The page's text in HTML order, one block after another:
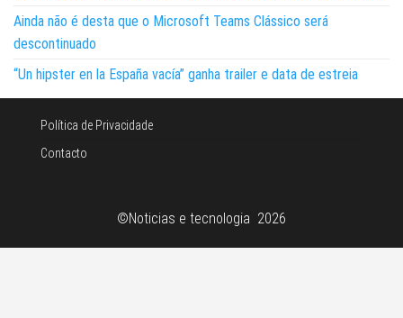
Ainda não é desta que o Microsoft Teams Clássico será
descontinuado
“Un hipster en la España vacía” ganha trailer e data de estreia
Política de Privacidade
Contacto
©Noticias e tecnologia 2026